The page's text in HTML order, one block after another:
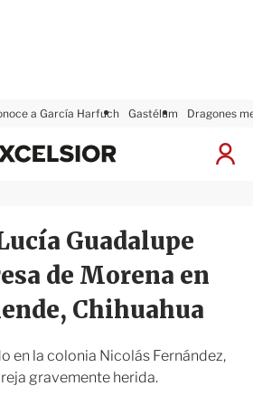
a García Harfuch Gastélum Dragones
I
n
x
s
i
r
Guadalupe
de Morena en
Chihuahua
en la colonia Nicolás Fernández,
gravemente herida.